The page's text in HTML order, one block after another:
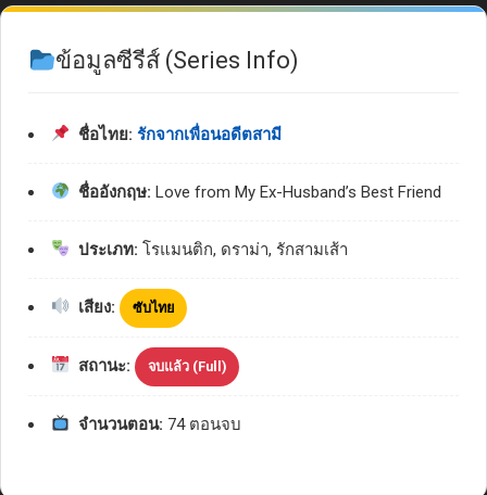
ข้อมูลซีรีส์ (Series Info)
ชื่อไทย: รักจากเพื่อนอดีตสามี
ชื่ออังกฤษ: Love from My Ex-Husband’s Best Friend
ประเภท: โรแมนติก, ดราม่า, รักสามเส้า
เสียง: ซับไทย
สถานะ: จบแล้ว (Full)
จำนวนตอน: 74 ตอนจบ